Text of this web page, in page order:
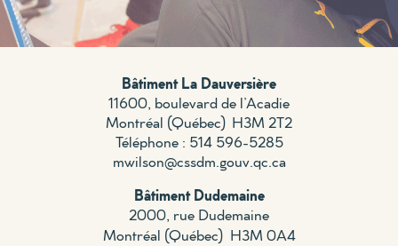
Bâtiment La Dauversière
11600, boulevard de l’Acadie
Montréal (Québec) H3M 2T2
Téléphone : 514 596-5285
mwilson@cssdm.gouv.qc.ca
Bâtiment Dudemaine
2000, rue Dudemaine
Montréal (Québec) H3M 0A4